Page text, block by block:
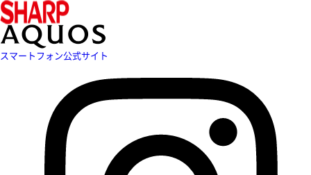
スマートフォン公式サイト